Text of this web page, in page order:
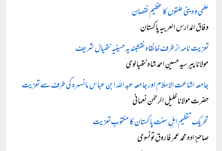
علمی و دینی حلقوں کا عظیم نقصان
وفاق المدارس العربیہ پاکستان
تعزیت نامہ از طرف خانقاہ نقشبندیہ حسینیہ نتھیال شریف
مولانا پیر سید حسین احمد شاہ نتھیالوی
جامعہ اشاعت الاسلام اور جامعہ عبد اللہ ابن عباس مانسہرہ کی طرف سے تعزیت
حضرت مولانا خلیل الرحمٰن نعمانی
تحریک تنظیم اہلِ سنت پاکستان کا مکتوبِ تعزیت
صاحبزادہ محمد عمر فاروق تونسوی